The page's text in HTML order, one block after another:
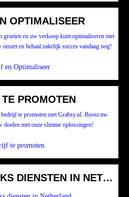
OPTIMALISEER
en uw verkoop kunt optimaliseren met
en behaal zakelijk succes vandaag nog!
en Optimaliseer
PROMOTEN
te promoten met Grabsy.nl. Boost uw
doelen met onze slimme oplossingen!
te promoten
DIENSTEN IN